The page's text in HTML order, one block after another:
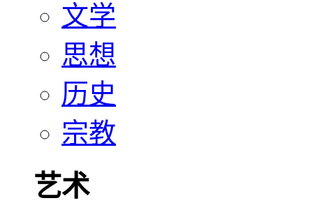
文学
思想
历史
宗教
艺术